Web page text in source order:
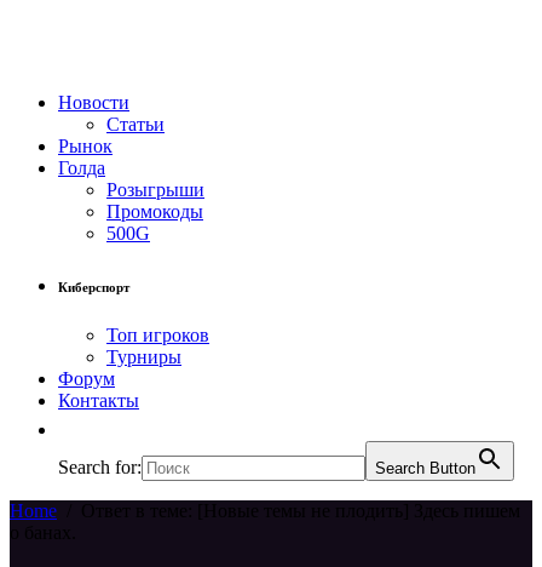
Новости
Статьи
Рынок
Голда
Розыгрыши
Промокоды
500G
Киберспорт
Топ игроков
Турниры
Форум
Контакты
Search for: Search Button
Home
Ответ в теме: [Новые темы не плодить] Здесь пишем
о банах.